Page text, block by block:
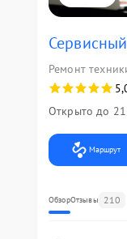
Ремонт
Открыто до
Маршрут
ОбзорОтзывы 210